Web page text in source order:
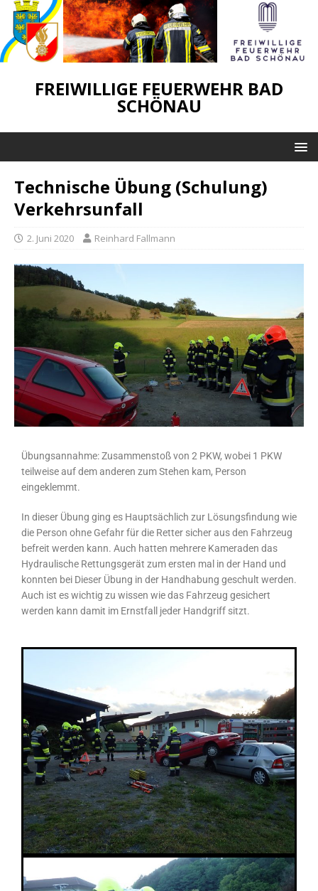
FREIWILLIGE FEUERWEHR BAD
SCHÖNAU
Technische Übung (Schulung)
Verkehrsunfall
2. Juni 2020 Reinhard Fallmann
Übungsannahme: Zusammenstoß von 2 PKW, wobei 1 PKW
teilweise auf dem anderen zum Stehen kam, Person
eingeklemmt.
In dieser Übung ging es Hauptsächlich zur Lösungsfindung wie
die Person ohne Gefahr für die Retter sicher aus den Fahrzeug
befreit werden kann. Auch hatten mehrere Kameraden das
Hydraulische Rettungsgerät zum ersten mal in der Hand und
konnten bei Dieser Übung in der Handhabung geschult werden.
Auch ist es wichtig zu wissen wie das Fahrzeug gesichert
werden kann damit im Ernstfall jeder Handgriff sitzt.